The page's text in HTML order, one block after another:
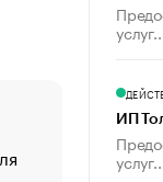
«От спорта
ИП